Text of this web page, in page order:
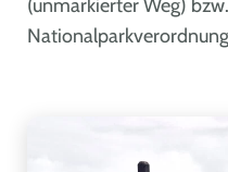
(unmarkierter Weg)